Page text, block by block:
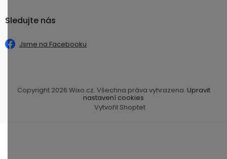
Sledujte nás
Jsme na Facebooku
Vytvořil Shoptet
Copyright 2026 Wixo.cz. Všechna práva vyhrazena. Upravit
nastavení cookies